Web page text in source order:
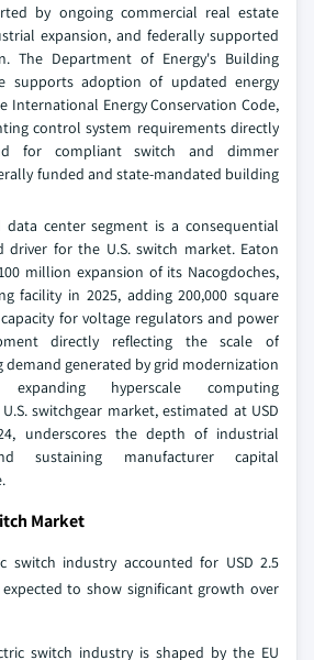
by ongoing commercial real estate
expansion, and federally supported
The Department of Energy's Building
supports adoption of updated energy
International Energy Conservation Code,
control system requirements directly
for compliant switch and dimmer
funded and state-mandated building
center segment is a consequential
driver for the U.S. switch market. Eaton
million expansion of its Nacogdoches,
facility in 2025, adding 200,000 square
for voltage regulators and power
directly reflecting the scale of
demand generated by grid modernization
hyperscale computing
switchgear market, estimated at USD
underscores the depth of industrial
sustaining manufacturer capital
Market
switch industry accounted for USD 2.5
to show significant growth over
switch industry is shaped by the EU